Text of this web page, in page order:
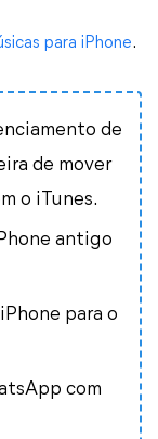
para iPhone.
de
de mover
o iTunes.
antigo
para o
com